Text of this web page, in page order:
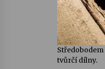
tvůrčí dílny.